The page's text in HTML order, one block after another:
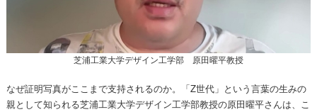
芝浦工業大学デザイン工学部 原田曜平教授
なぜ証明写真がここまで支持されるのか。「Z世代」という言葉の生みの
親として知られる芝浦工業大学デザイン工学部教授の原田曜平さんは、こ